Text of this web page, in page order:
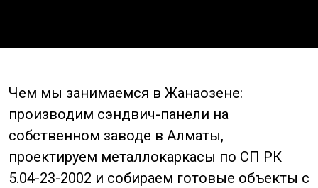
Чем мы занимаемся в Жанаозене:
производим сэндвич-панели на
собственном заводе в Алматы,
проектируем металлокаркасы по СП РК
5.04-23-2002 и собираем готовые объекты с